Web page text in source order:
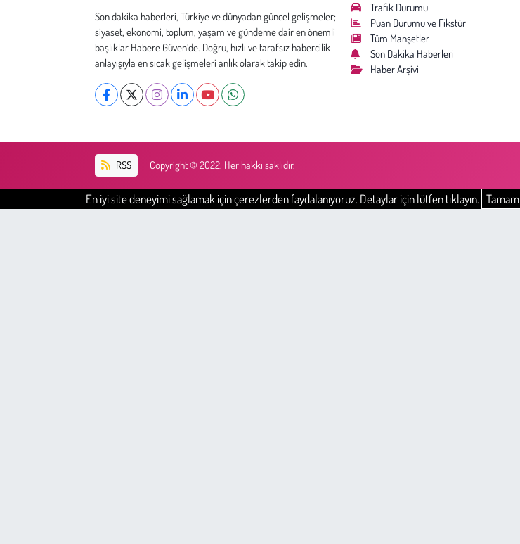
Son dakika haberleri, Türkiye ve dünyadan güncel gelişmeler;
siyaset, ekonomi, toplum, yaşam ve gündeme dair en önemli
başlıklar Habere Güven’de. Doğru, hızlı ve tarafsız habercilik
anlayışıyla en sıcak gelişmeleri anlık olarak takip edin.
Trafik Durumu
Puan Durumu ve Fikstür
Tüm Manşetler
Son Dakika Haberleri
Haber Arşivi
RSS Copyright © 2022. Her hakkı saklıdır.
En iyi site deneyimi sağlamak için çerezlerden faydalanıyoruz. Detaylar için lütfen tıklayın. Tamam